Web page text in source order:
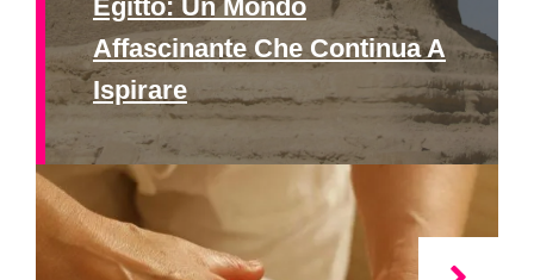
Egitto: Un Mondo
Affascinante Che Continua A
Ispirare